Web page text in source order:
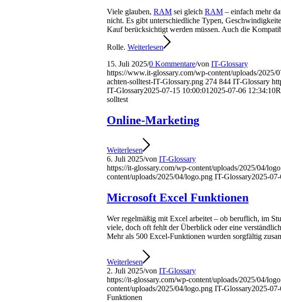
Viele glauben, RAM sei gleich RAM – einfach mehr
nicht. Es gibt unterschiedliche Typen,
Kauf berücksichtigt werden müssen. Auch die
Rolle. Weiterlesen
15. Juli 2025/0 Kommentare/von IT-Glossary
https://www.it-glossary.com/wp-content/uploads/
achten-solltest-IT-Glossary.png 274 844 IT-Glossary
IT-Glossary2025-07-15 10:00:01 2025-07-06 12:34:10
solltest
Online-Marketing
Weiterlesen
6. Juli 2025/von IT-Glossary
https://it-glossary.com/wp-content/uploads/2025/04/
content/uploads/2025/04/logo.png IT-Glossary2025-
Microsoft Excel Funktionen
Wer regelmäßig mit Excel arbeitet – ob beruflich, im
viele, doch oft fehlt der Überblick oder eine
Mehr als 500 Excel-Funktionen wurden sorgfältig
Weiterlesen
2. Juli 2025/von IT-Glossary
https://it-glossary.com/wp-content/uploads/2025/04/
content/uploads/2025/04/logo.png IT-Glossary2025-
Funktionen